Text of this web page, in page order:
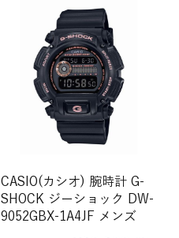
CASIO(カシオ) 腕時計 G-
SHOCK ジーショック DW-
9052GBX-1A4JF メンズ